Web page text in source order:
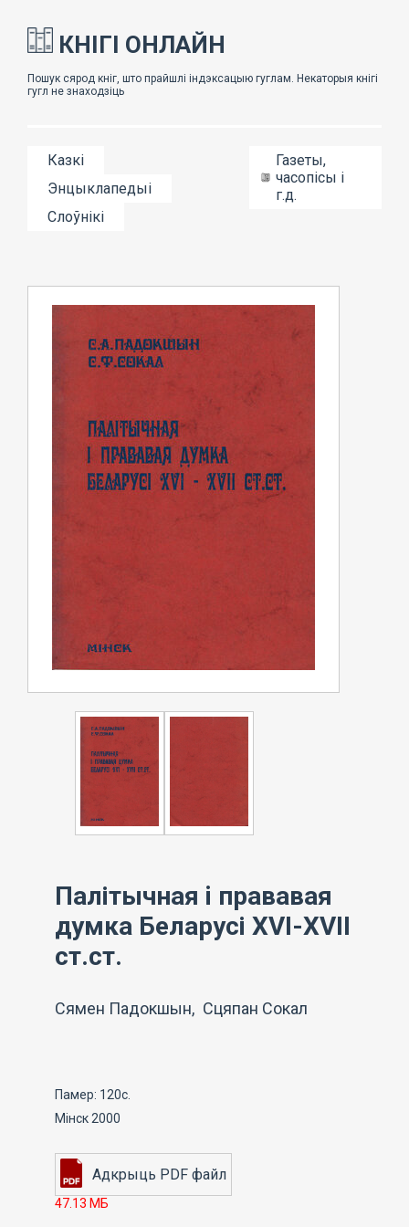
КНІГІ ОНЛАЙН
Казкі
Энцыклапедыі
Слоўнікі
Газеты,
часопісы і
г.д.
Палітычная i прававая
думка Беларусі XVI-XVII
ст.ст.
Сямен Падокшын, Сцяпан Сокал
Памер: 120с.
Мінск 2000
47.13 МБ